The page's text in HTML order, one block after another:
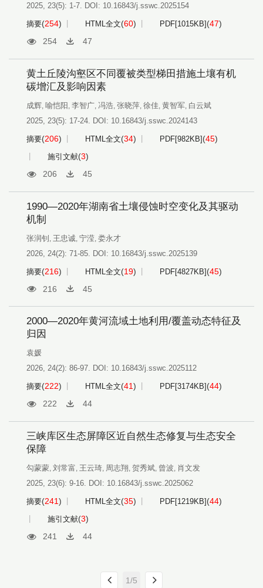
2025, 23(5): 1-7.
DOI: 10.16843/j.sswc.2025154
摘要(254) HTML全文(60) PDF[1015KB] (47)
254
47
黄土丘陵沟壑区不同覆被类型梯田措施土壤有机
碳增汇及影响因素
成辉 喻恺阳 李智广 冯浩 张晓萍 徐佳 黄智军 白云斌
2025, 23(5): 17-24.
DOI: 10.16843/j.sswc.2024143
摘要(206) HTML全文(34) PDF[982KB] (45)
施引文献(3)
206
45
1990—2020年湖南省土壤侵蚀时空变化及其驱动
机制
张润钊 王忠诚 宁滢 娄永才
2026, 24(2): 71-85. DOI: 10.16843/j.sswc.2025139
摘要(216) HTML全文(19) PDF[4827KB](45)
216
45
2000—2020年黄河流域土地利用/覆盖动态特征及
归因
袁媛
2026, 24(2): 86-97. DOI: 10.16843/j.sswc.2025112
摘要(222) HTML全文(41) PDF[3174KB] (44)
222
44
三峡库区生态屏障区近自然生态修复与生态安全
保障
勾蒙蒙, 刘常富, 王云琦, 周志翔, 贺秀斌, 曾波, 肖文发
2025, 23(6): 9-16. DOI: 10.16843/j.sswc.2025062
摘要(241) HTML全文(35) PDF[1219KB] (44)
施引文献(3)
241
44
1/5